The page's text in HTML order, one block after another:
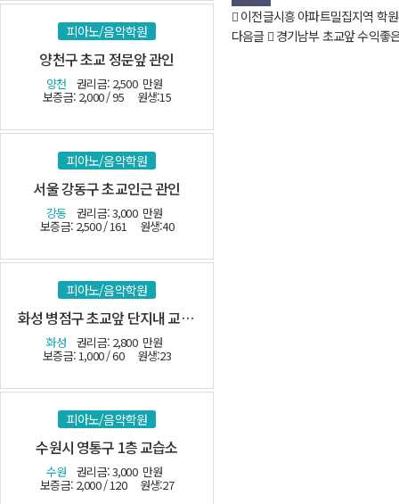
피아노/음악학원
양천구 초교 정문앞 관인
양천 권리금: 2,500 만원
보증금: 2,000 / 95 원생:15
피아노/음악학원
서울 강동구 초교인근 관인
강동 권리금: 3,000 만원
보증금: 2,500 / 161 원생:40
피아노/음악학원
화성 병점구 초교앞 단지내 교습소-(시설최상)
화성 권리금: 2,800 만원
보증금: 1,000 / 60 원생:23
피아노/음악학원
수원시 영통구 1층 교습소
수원 권리금: 3,000 만원
보증금: 2,000 / 120 원생:27
이전글시흥 아파트밀집지역 학
다음글
경기남부 초교앞 수익좋